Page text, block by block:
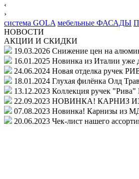
‹
›
система GOLA мебельные ФАСАДЫ
НОВОСТИ
АКЦИИ И СКИДКИ
19.03.2026 Снижение цен на
16.01.2025 Новинка из Италии уже
24.06.2024 Новая отделка ручек
18.01.2024 Глухая филёнка Олд
13.12.2023 Коллекция ручек "Рива"
22.09.2023 НОВИНКА! КАРНИЗ
07.08.2023 Новинка! Карнизы из
20.06.2023 Чек-лист нашего